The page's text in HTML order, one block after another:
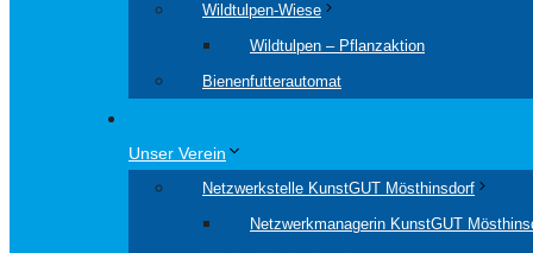
Wildtulpen-Wiese
Wildtulpen – Pflanzaktion
Bienenfutterautomat
Unser Verein
Netzwerkstelle KunstGUT Mösthinsdorf
Netzwerkmanagerin KunstGUT